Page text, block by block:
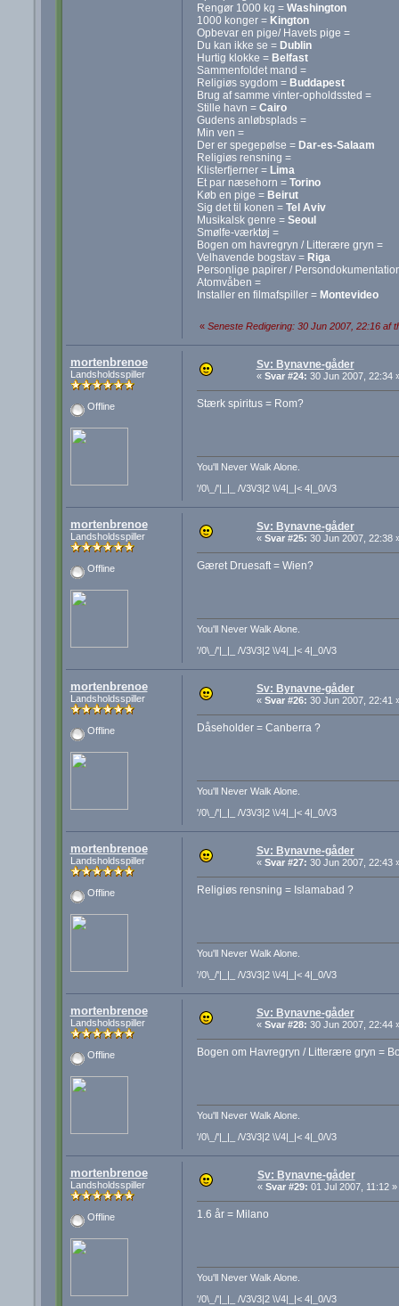
Rengør 1000 kg = Washington
1000 konger = Kington
Opbevar en pige/ Havets pige =
Du kan ikke se = Dublin
Hurtig klokke = Belfast
Sammenfoldet mand =
Religiøs sygdom = Buddapest
Brug af samme vinter-opholdssted =
Stille havn = Cairo
Gudens anløbsplads =
Min ven =
Der er spegepølse = Dar-es-Salaam
Religiøs rensning =
Klisterfjerner = Lima
Et par næsehorn = Torino
Køb en pige = Beirut
Sig det til konen = Tel Aviv
Musikalsk genre = Seoul
Smølfe-værktøj =
Bogen om havregryn / Litterære gryn =
Velhavende bogstav = Riga
Personlige papirer /
Atomvåben =
Installer en filmafspiller = Montevideo
« Seneste Redigering: 30 Jun 2007, 22:16 af
mortenbrenoe
Landsholdsspiller
Offline
Sv: Bynavne-gåder
« Svar #24: 30 Jun 2007, 22:34
Stærk spiritus = Rom?
You'll Never Walk Alone.
'/0\_/'|_|_ /\/3\/3|2 \\/4|_|< 4|_0/\/3
mortenbrenoe
Landsholdsspiller
Offline
Sv: Bynavne-gåder
« Svar #25: 30 Jun 2007, 22:38
Gæret Druesaft = Wien?
You'll Never Walk Alone.
'/0\_/'|_|_ /\/3\/3|2 \\/4|_|< 4|_0/\/3
mortenbrenoe
Landsholdsspiller
Offline
Sv: Bynavne-gåder
« Svar #26: 30 Jun 2007, 22:41
Dåseholder = Canberra ?
You'll Never Walk Alone.
'/0\_/'|_|_ /\/3\/3|2 \\/4|_|< 4|_0/\/3
mortenbrenoe
Landsholdsspiller
Offline
Sv: Bynavne-gåder
« Svar #27: 30 Jun 2007, 22:43
Religiøs rensning = Islamabad ?
You'll Never Walk Alone.
'/0\_/'|_|_ /\/3\/3|2 \\/4|_|< 4|_0/\/3
mortenbrenoe
Landsholdsspiller
Offline
Sv: Bynavne-gåder
« Svar #28: 30 Jun 2007, 22:44
Bogen om Havregryn / Litterære gryn =
You'll Never Walk Alone.
'/0\_/'|_|_ /\/3\/3|2 \\/4|_|< 4|_0/\/3
mortenbrenoe
Landsholdsspiller
Offline
Sv: Bynavne-gåder
« Svar #29: 01 Jul 2007, 11:12 »
1.6 år = Milano
You'll Never Walk Alone.
'/0\_/'|_|_ /\/3\/3|2 \\/4|_|< 4|_0/\/3